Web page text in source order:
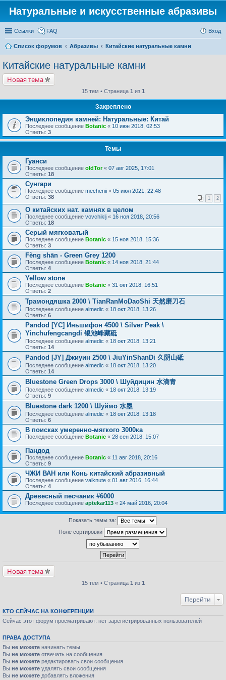
Натуральные и искусственные абразивы
Ссылки FAQ Вход
Список форумов Абразивы Китайские натуральные камни
Китайские натуральные камни
Новая тема
15 тем • Страница 1 из 1
Закреплено
Энциклопедия камней: Натуральные: Китай
Последнее сообщение Botanic « 10 июн 2018, 02:53
Ответы: 3
Темы
Гуанси
Последнее сообщение oldTor« 07 авг 2025, 17:01
Ответы: 18
Сунгари
Последнее сообщение mechenii « 05 июл 2021, 22:48
Ответы: 38 1 2
О китайских нат. камнях в целом
Последнее сообщение vovchiklj « 16 ноя 2018, 20:56
Ответы: 18
Серый мягковатый
Последнее сообщение Botanic « 15 ноя 2018, 15:36
Ответы: 3
Fèng shān - Green Grey 1200
Последнее сообщение Botanic « 14 ноя 2018, 21:44
Ответы: 4
Yellow stone
Последнее сообщение Botanic « 31 окт 2018, 16:51
Ответы: 2
Трамондяшка 2000 \ TianRanMoDaoShi 天然磨刀石
Последнее сообщение almedic « 18 окт 2018, 13:26
Ответы: 6
Pandod [YC] Иньшифон 4500 \ Silver Peak \
Yinchufengcangdi 银池峰藏砥
Последнее сообщение almedic « 18 окт 2018, 13:21
Ответы: 14
Pandod [JY] Джиуин 2500 \ JiuYinShanDi 久阴山砥
Последнее сообщение almedic « 18 окт 2018, 13:20
Ответы: 14
Bluestone Green Drops 3000 \ Шуйдицин 水滴青
Последнее сообщение almedic « 18 окт 2018, 13:19
Ответы: 9
Bluestone dark 1200 \ Шуймо 水墨
Последнее сообщение almedic « 18 окт 2018, 13:18
Ответы: 6
В поисках умеренно-мягкого 3000ка
Последнее сообщение Botanic « 28 сен 2018, 15:07
Пандод
Последнее сообщение Botanic « 11 авг 2018, 20:16
Ответы: 9
ЧЖИ ВАН или Конь китайский абразивный
Последнее сообщение valknute « 01 авг 2016, 16:44
Ответы: 4
Древесный песчаник #6000
Последнее сообщение aptekar113 « 24 май 2016, 20:04
Показать темы за:
Поле сортировки
Новая тема
15 тем • Страница 1 из 1
Перейти
КТО СЕЙЧАС НА КОНФЕРЕНЦИИ
Сейчас этот форум просматривают: нет зарегистрированных пользователей
ПРАВА ДОСТУПА
Вы не можете начинать темы
Вы не можете отвечать на сообщения
Вы не можете редактировать свои сообщения
Вы не можете удалять свои сообщения
Вы не можете добавлять вложения